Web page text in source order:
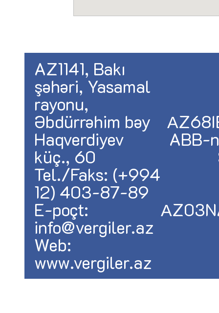
AZ1141, Bakı
şəhəri, Yasamal
rayonu,
Əbdürrəhim bəy
Haqverdiyev
küç., 60
Tel./Faks: (+994
12) 403-87-89
E-poçt:
info@vergiler.az
Web:
www.vergiler.az
ABB-